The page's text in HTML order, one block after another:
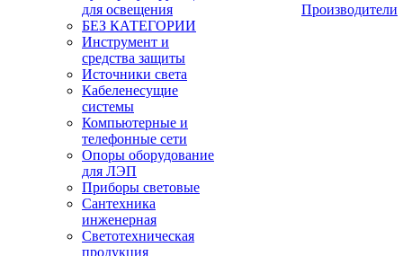
для освещения
БЕЗ КАТЕГОРИИ
Инструмент и
средства защиты
Источники света
Кабеленесущие
системы
Компьютерные и
телефонные сети
Опоры оборудование
для ЛЭП
Приборы световые
Сантехника
инженерная
Светотехническая
продукция
Производители